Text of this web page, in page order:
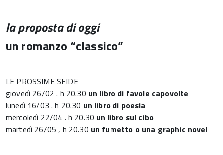
la proposta di oggi
un romanzo “classico”
LE PROSSIME SFIDE
giovedì 26/02 . h 20.30 un libro di favole capovolte
lunedì 16/03 . h 20.30 un libro di poesia
mercoledì 22/04 . h 20.30 un libro sul cibo
martedì 26/05 , h 20.30 un fumetto o una graphic novel